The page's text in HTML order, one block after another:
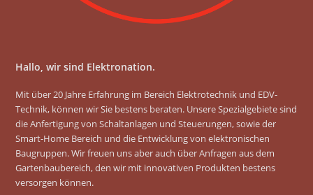
Hallo, wir sind Elektronation.
Mit über 20 Jahre Erfahrung im Bereich Elektrotechnik und EDV-
Technik, können wir Sie bestens beraten. Unsere Spezialgebiete sind
die Anfertigung von Schaltanlagen und Steuerungen, sowie der
Smart-Home Bereich und die Entwicklung von elektronischen
Baugruppen. Wir freuen uns aber auch über Anfragen aus dem
Gartenbaubereich, den wir mit innovativen Produkten bestens
versorgen können.